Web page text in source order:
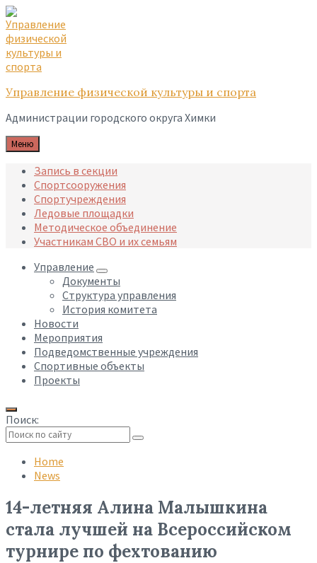
Skip
to
content
Skip
to
main
navigation
Skip
to
footer
Управление физической культуры и спорта
Администрации городского округа Химки
Меню
Запись в секции
Спортсооружения
Спортучреждения
Ледовые площадки
Методическое объединение
Участникам СВО и их семьям
Управление
Документы
Структура управления
История комитета
Новости
Мероприятия
Подведомственные учреждения
Спортивные объекты
Проекты
Поиск:
search
Home
News
14-летняя Алина Малышкина
стала лучшей на Всероссийском
турнире по фехтованию